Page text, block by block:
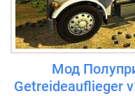
Мод
Getreideauflieger